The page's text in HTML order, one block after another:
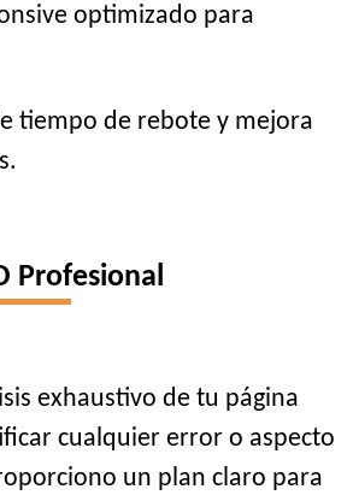
optimizado para
tiempo de rebote y mejora
Profesional
exhaustivo de tu página
cualquier error o aspecto
un plan claro para